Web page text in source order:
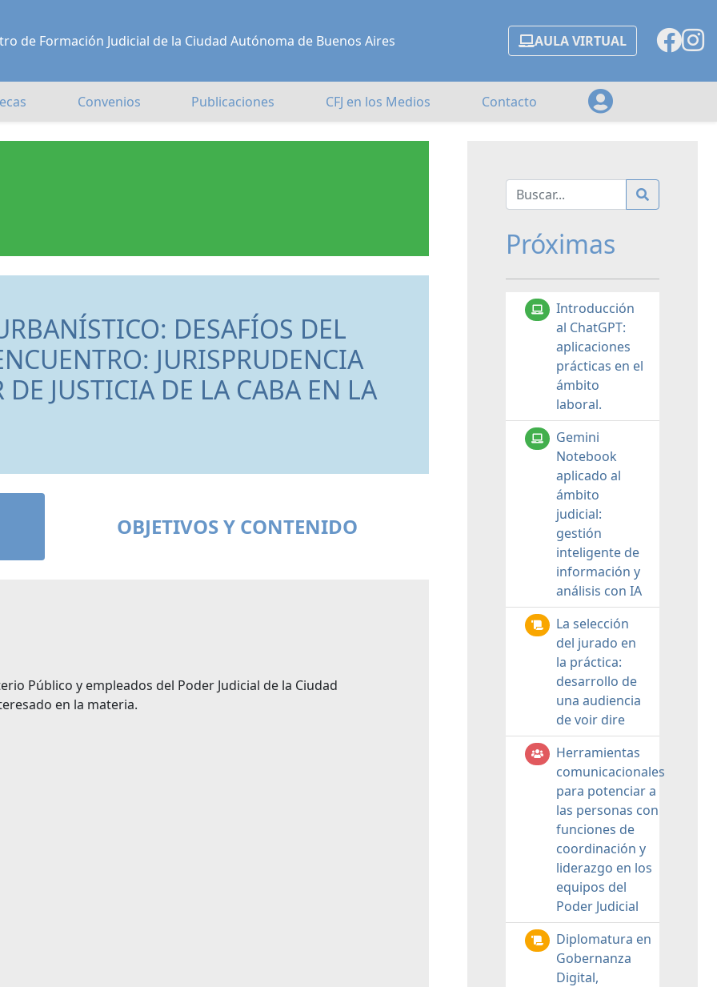
de Formación Judicial de la Ciudad Autónoma de Buenos Aires AULA VIRTUAL
Convenios Publicaciones CFJ en los Medios Contacto
DESAFÍOS DEL
JURISPRUDENCIA
JUSTICIA DE LA CABA EN LA
OBJETIVOS Y CONTENIDO
Público y empleados del Poder Judicial de la Ciudad
en la materia.
Próximas
Introducción
al ChatGPT:
aplicaciones
prácticas en el
ámbito
laboral.
Gemini
Notebook
aplicado al
ámbito
judicial:
gestión
inteligente de
información y
análisis con IA
La selección
del jurado en
la práctica:
desarrollo de
una audiencia
de voir dire
Herramientas
comunicacionales
para potenciar a
las personas con
funciones de
coordinación y
liderazgo en los
equipos del
Poder Judicial
Diplomatura en
Gobernanza
Digital,